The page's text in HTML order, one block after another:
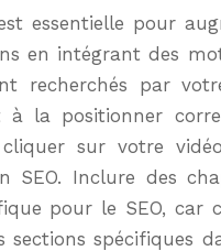
essentielle pour
en intégrant des
recherchés par
la positionner
sur votre
SEO. Inclure des
pour le SEO,
sections